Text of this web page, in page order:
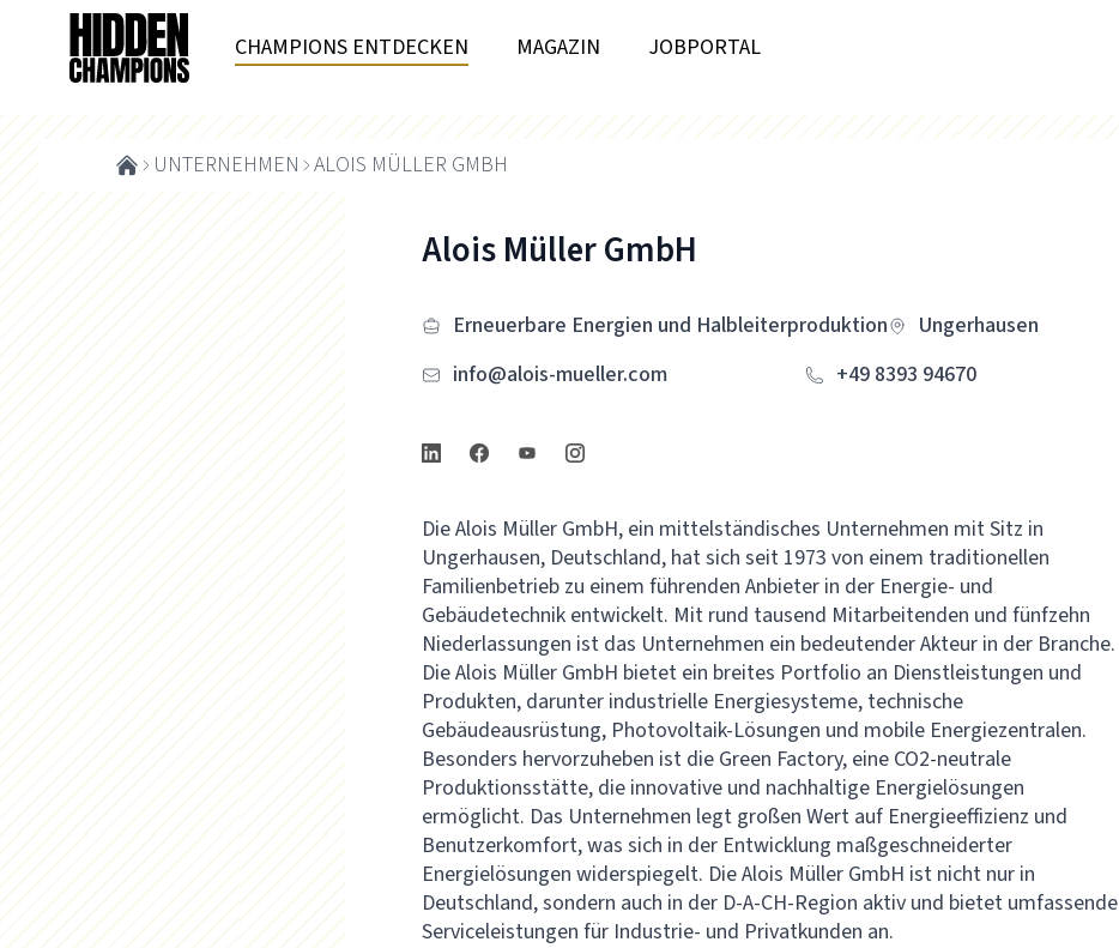
CHAMPIONS ENTDECKEN MAGAZIN JOBPORTAL
UNTERNEHMEN ALOIS MÜLLER GMBH
Alois Müller GmbH
Erneuerbare Energien und Halbleiterproduktion
Ungerhausen
info@alois-mueller.com
+49 8393 94670
Die Alois Müller GmbH, ein mittelständisches Unternehmen mit Sitz in
Ungerhausen, Deutschland, hat sich seit 1973 von einem traditionellen
Familienbetrieb zu einem führenden Anbieter in der Energie- und
Gebäudetechnik entwickelt. Mit rund tausend Mitarbeitenden und fünfzehn
Niederlassungen ist das Unternehmen ein bedeutender Akteur in der Branche.
Die Alois Müller GmbH bietet ein breites Portfolio an Dienstleistungen und
Produkten, darunter industrielle Energiesysteme, technische
Gebäudeausrüstung, Photovoltaik-Lösungen und mobile Energiezentralen.
Besonders hervorzuheben ist die Green Factory, eine CO2-neutrale
Produktionsstätte, die innovative und nachhaltige Energielösungen
ermöglicht. Das Unternehmen legt großen Wert auf Energieeffizienz und
Benutzerkomfort, was sich in der Entwicklung maßgeschneiderter
Energielösungen widerspiegelt. Die Alois Müller GmbH ist nicht nur in
Deutschland, sondern auch in der D-A-CH-Region aktiv und bietet umfassende
Serviceleistungen für Industrie- und Privatkunden an.